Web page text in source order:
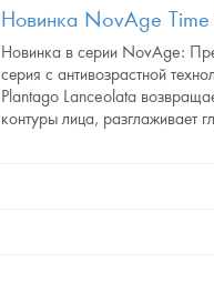
Новинка NovAge Time
Новинка в серии NovAge:
серия с антивозрастной
Plantago Lanceolata
контуры лица, разглаживает